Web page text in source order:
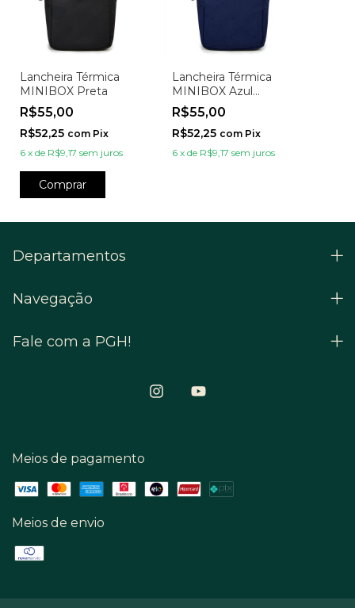
Lancheira Térmica
MINIBOX Preta
R$55,00
R$52,25 com Pix
6 x de R$9,17 sem juros
Comprar
Lancheira Térmica
MINIBOX Azul
Marinho
R$55,00
R$52,25 com Pix
6 xde R$9,17 sem juros
Departamentos
Navegação
Fale com a PGH!
Meios de pagamento
Meios de envio